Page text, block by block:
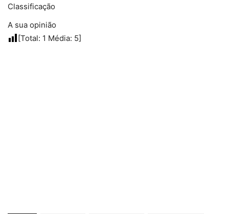
Classificação
A sua opinião
[Total: 1 Média: 5]